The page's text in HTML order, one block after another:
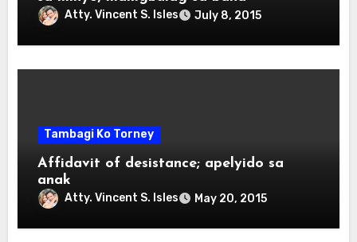
Atty. Vincent S. Isles July 8, 2015
Tambagi Ko Torney
Affidavit of desistance; apelyido sa
anak
Atty. Vincent S. Isles May 20, 2015